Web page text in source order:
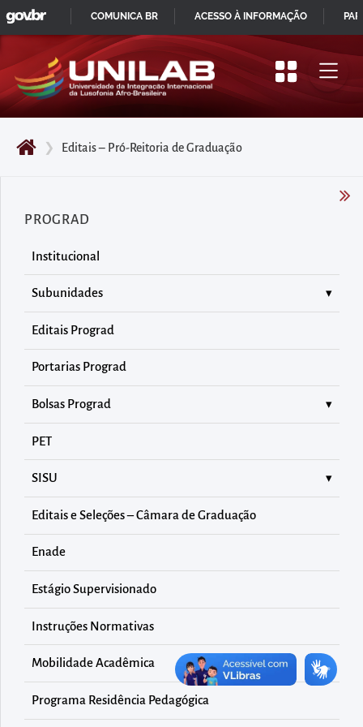
Pular
para
início
do
principal
Acessar
menu
principal
diretamente
à
área
para
realizar
buscas
diretamente
as
informações
postas
no
rodapé
❯ Editais – Pró-Reitoria de Graduação
PROGRAD
Institucional
Subunidades
Editais Prograd
Portarias Prograd
Bolsas Prograd
PET
SISU
Editais e Seleções – Câmara de Graduação
Enade
Estágio Supervisionado
Instruções Normativas
Mobilidade Acadêmica
Programa Residência Pedagógica
IR
PARA
CONTEÚDO
GOVBR
COMUNICA BR ACESSO À INFORMAÇÃO